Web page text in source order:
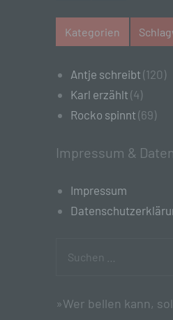
Kategorien
Antje schreibt (120)
Karl erzählt (4)
Rocko spinnt (69)
Impressum &
Impressum
»Wer bellen kann,